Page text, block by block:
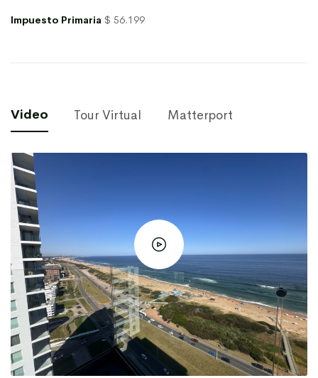
Impuesto Primaria $ 56.199
Video Tour Virtual Matterport